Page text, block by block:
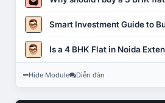
Smart Investment Guide to
Is a 4 BHK Flat in Noida
Hide Module Diễn đàn